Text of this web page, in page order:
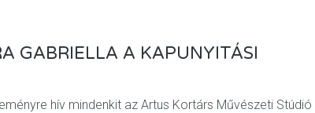
GABRIELLA A KAPUNYITÁSI
hív mindenkit az Artus Kortárs Művészeti Stúdió